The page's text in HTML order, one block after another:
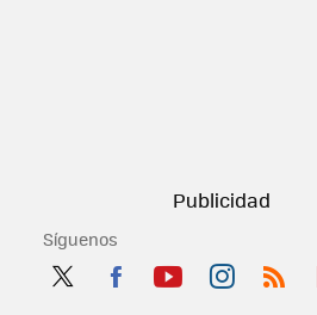
Síguenos